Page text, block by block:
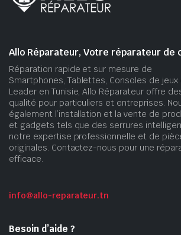
Allo Réparateur, Votre réparateur de
Réparation rapide et sur mesure de
Smartphones, Tablettes, Consoles de
Leader en Tunisie, Allo Réparateur offre
qualité pour particuliers et entreprises.
également l’installation et la vente de
et gadgets tels que des serrures
notre expertise professionnelle et de
originales. Contactez-nous pour une
efficace.
info@allo-reparateur.tn
Besoin d’aide ?